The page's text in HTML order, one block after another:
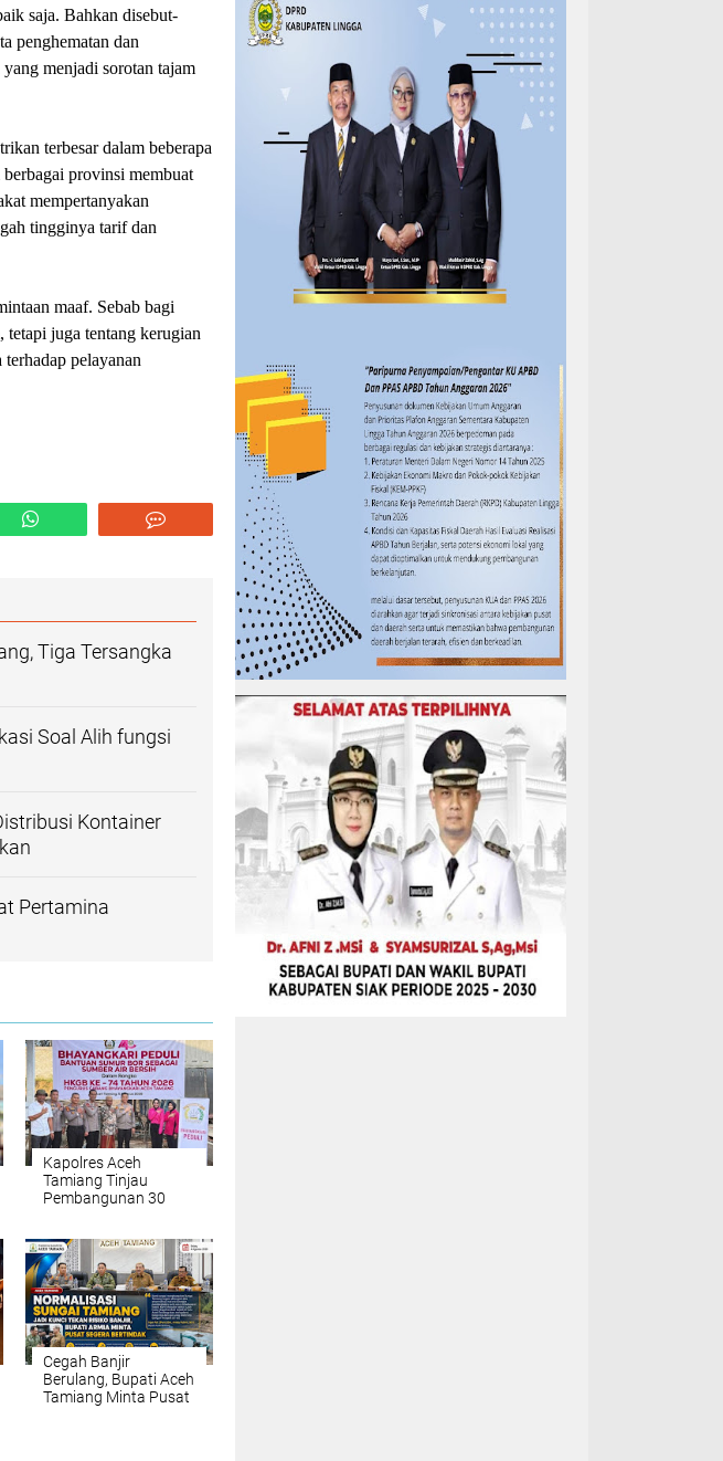
saja. Bahkan disebut-
penghematan dan
menjadi sorotan tajam
terbesar dalam beberapa
provinsi membuat
mempertanyakan
tingginya tarif dan
maaf. Sebab bagi
tetapi juga tentang kerugian
pelayanan
Tiga Tersangka
Soal Alih fungsi
Kontainer
Pertamina
Kapolres Aceh
Tamiang Tinjau
Pembangunan 30
Cegah Banjir
Berulang, Bupati Aceh
Tamiang Minta Pusat